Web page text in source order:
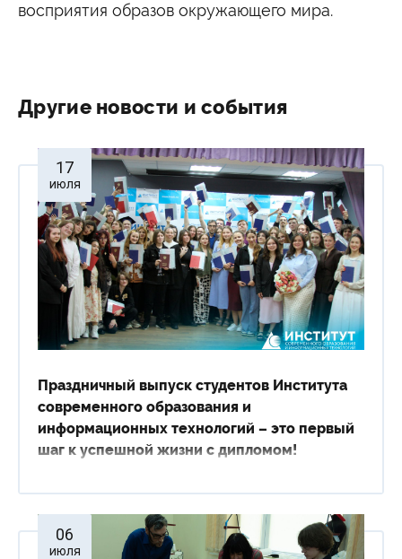
восприятия образов окружающего мира.
Другие новости и события
17
июля
Праздничный выпуск студентов Института
современного образования и
информационных технологий – это первый
шаг к успешной жизни с дипломом!
06
июля